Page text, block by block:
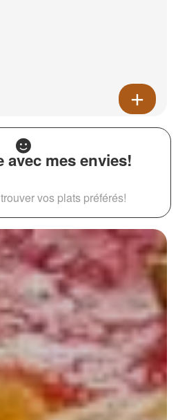
avec mes envies!
vos plats préférés!